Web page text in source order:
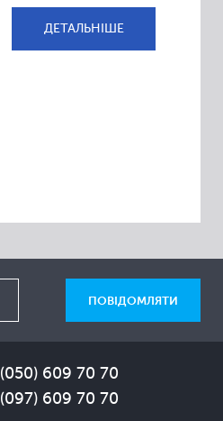
ДЕТАЛЬНІШЕ
(050) 609 70 70
(097) 609 70 70